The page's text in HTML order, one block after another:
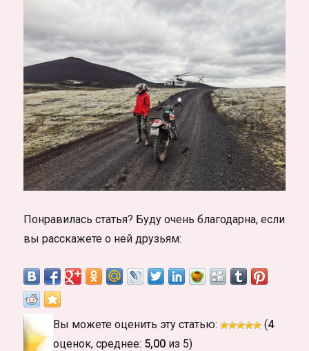
Понравилась статья? Буду очень благодарна, если
вы расскажете о ней друзьям:
Вы можете оценить эту статью: (4
оценок, среднее: 5,00 из 5)